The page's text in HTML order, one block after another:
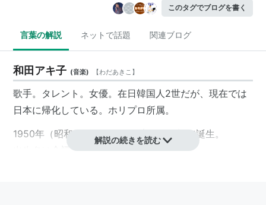
このタグでブログを書く
言葉の解説 ネットで話題 関連ブログ
和田アキ子 (音楽) 【わだあきこ 】
歌手。タレント。女優。在日韓国人2世だが、現在では
日本に帰化している。ホリプロ所属。
1950年（昭和25年）4月10日大阪・鶴橋で誕生。
金福子（김복자）
解説の続きを読む